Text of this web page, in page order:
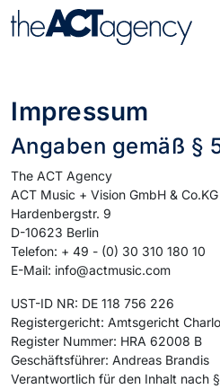
Impressum
Angaben gemäß §
The ACT Agency
ACT Music + Vision GmbH & Co.KG
Hardenbergstr. 9
D-10623 Berlin
Telefon: + 49 - (0) 30 310 180 10
E-Mail: info@actmusic.com
UST-ID NR: DE 118 756 226
Registergericht: Amtsgericht
Register Nummer: HRA 62008 B
Geschäftsführer: Andreas Brandis
Verantwortlich für den Inhalt nach